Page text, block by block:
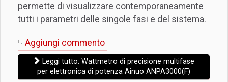
permette di visualizzare contemporaneamente
tutti i parametri delle singole fasi e del sistema.
Aggiungi commento
Leggi tutto: Wattmetro di precisione multifase
per elettronica di potenza Ainuo ANPA3000(F)